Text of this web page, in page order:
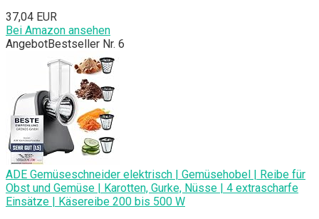
37,04 EUR
Bei Amazon ansehen
AngebotBestseller Nr. 6
ADE Gemüseschneider elektrisch | Gemüsehobel | Reibe für
Obst und Gemüse | Karotten, Gurke, Nüsse | 4 extrascharfe
Einsätze | Käsereibe 200 bis 500 W